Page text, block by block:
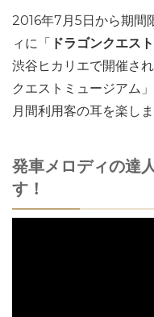
2016年7月5日から期間
ィに「 ドラゴンクエス
渋谷ヒカリエで開催さ
クエストミュージアム
月間利用客の耳を楽しま
発車メロディの達
す！